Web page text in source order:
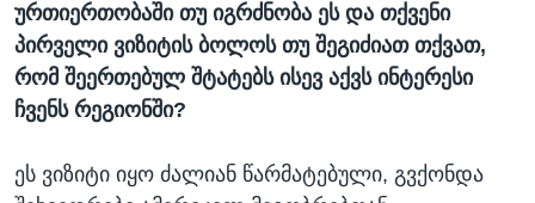
ურთიერთობაში თუ იგრძნობა ეს და თქვენი
პირველი ვიზიტის ბოლოს თუ შეგიძიათ თქვათ,
რომ შეერთებულ შტატებს ისევ აქვს ინტერესი
ჩვენს რეგიონში?
ეს ვიზიტი იყო ძალიან წარმატებული, გვქონდა